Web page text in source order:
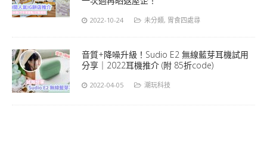
2022-10-24 未分類, 胃食四處尋
音質+降噪升級！Sudio E2 無線藍芽耳機試用
分享｜2022耳機推介 (附 85折code)
2022-04-05 潮玩科技